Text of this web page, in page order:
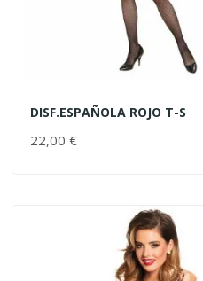
DISF.ESPAÑOLA ROJO T-S
22,00 €AÑADIR AL CARRITO